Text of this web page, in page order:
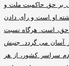
بر حق حاکمیت ملت و
او است و رأی دادن
حق، است. هرگاه نسبت
آسان می گردد
جنبش
سراسر کشور، از هر